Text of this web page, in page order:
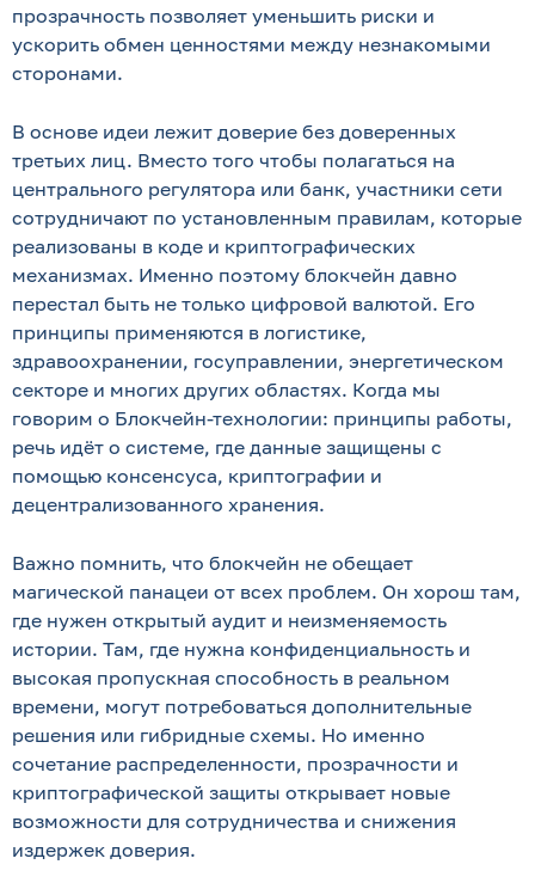
прозрачность позволяет уменьшить риски и
ускорить обмен ценностями между незнакомыми
сторонами.
В основе идеи лежит доверие без доверенных
третьих лиц. Вместо того чтобы полагаться на
центрального регулятора или банк, участники сети
сотрудничают по установленным правилам, которые
реализованы в коде и криптографических
механизмах. Именно поэтому блокчейн давно
перестал быть не только цифровой валютой. Его
принципы применяются в логистике,
здравоохранении, госуправлении, энергетическом
секторе и многих других областях. Когда мы
говорим о Блокчейн-технологии: принципы работы,
речь идёт о системе, где данные защищены с
помощью консенсуса, криптографии и
децентрализованного хранения.
Важно помнить, что блокчейн не обещает
магической панацеи от всех проблем. Он хорош там,
где нужен открытый аудит и неизменяемость
истории. Там, где нужна конфиденциальность и
высокая пропускная способность в реальном
времени, могут потребоваться дополнительные
решения или гибридные схемы. Но именно
сочетание распределенности, прозрачности и
криптографической защиты открывает новые
возможности для сотрудничества и снижения
издержек доверия.